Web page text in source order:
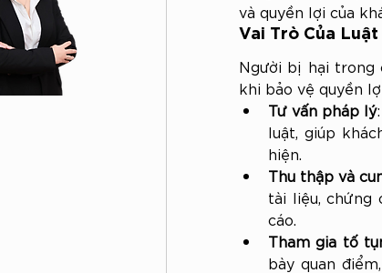
và quyền lợi của
Vai Trò Của
Người bị hại trong
khi bảo vệ quyền
Tư vấn pháp lý
luật, giúp
hiện.
Thu thập và
tài liệu, chứng
cáo.
Tham gia tố
bày quan